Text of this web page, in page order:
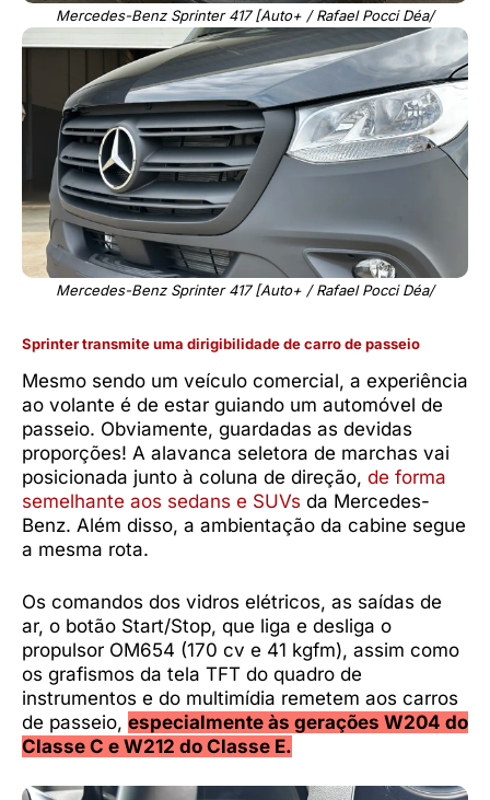
Mercedes-Benz Sprinter 417 [Auto+ / Rafael Pocci Déa/
Mercedes-Benz Sprinter 417 [Auto+ / Rafael Pocci Déa/
Sprinter transmite uma dirigibilidade de carro de passeio
Mesmo sendo um veículo comercial, a experiência
ao volante é de estar guiando um automóvel de
passeio. Obviamente, guardadas as devidas
proporções! A alavanca seletora de marchas vai
posicionada junto à coluna de direção, de forma
semelhante aos sedans e SUVs da Mercedes-
Benz. Além disso, a ambientação da cabine segue
a mesma rota.
Os comandos dos vidros elétricos, as saídas de
ar, o botão Start/Stop, que liga e desliga o
propulsor OM654 (170 cv e 41 kgfm), assim como
os grafismos da tela TFT do quadro de
instrumentos e do multimídia remetem aos carros
de passeio, especialmente às gerações W204 do
Classe C e W212 do Classe E.